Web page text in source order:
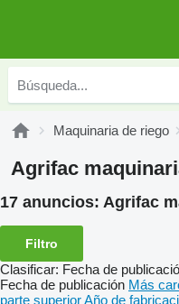
Maquinaria de riego
Agrifac
17 anuncios: Agrifac
Filtro
Clasificar: Fecha de
Fecha de publicación Más
parte superiorAño de